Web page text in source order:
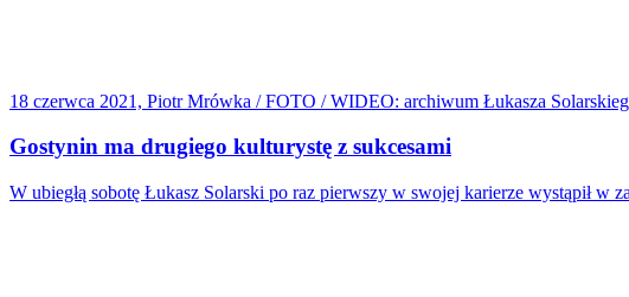
18 czerwca 2021, Piotr Mrówka / FOTO / WIDEO: archiwum Łukasza
Gostynin ma drugiego kulturystę z sukcesami
W ubiegłą sobotę Łukasz Solarski po raz pierwszy w swojej karierze wystąpił w